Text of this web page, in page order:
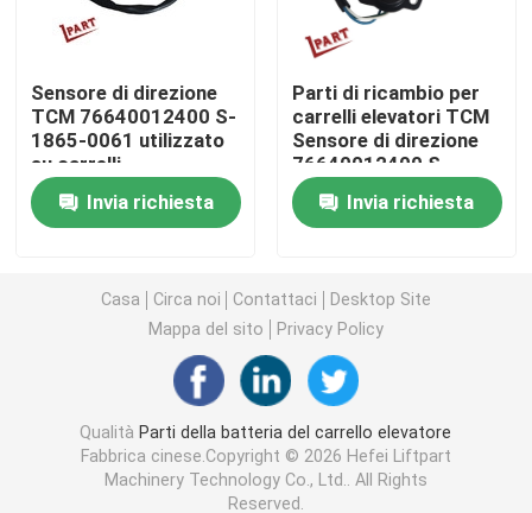
Ruota motrice del carrello elevatore
Regolatore del motore del carrello elevatore
Motore elettrico del carrello elevatore
Commutatore del carrello elevatore
Contattore elettrico del carrello elevatore
Maniglia del carrello elevatore
Sensore di direzione
TCM 76640012400 S-
1865-0061 utilizzato
su carrelli
elevatori/palette/dischi
elettriciInvia richiesta
Parti di ricambio per
carrelli elevatori TCM
Sensore di direzione
76640012400 S-
1865-0061
Invia richiesta
Casa Circa noi Contattaci
Desktop Site
Mappa del sito
Privacy Policy
Qualità Parti della batteria del carrello elevatore
Fabbrica cinese.Copyright © 2026 Hefei Liftpart
Machinery Technology Co., Ltd.. All Rights
Reserved.